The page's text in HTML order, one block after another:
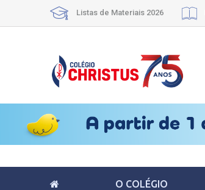
Listas de Materiais 2026
O COLÉGIO